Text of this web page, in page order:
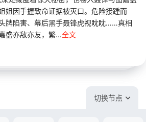
姐因手握致命证据被灭口。危险接踵而
牌陷害、幕后黑手聂锋虎视眈眈……真相
盛亦敌亦友，繁...全文
切换节点